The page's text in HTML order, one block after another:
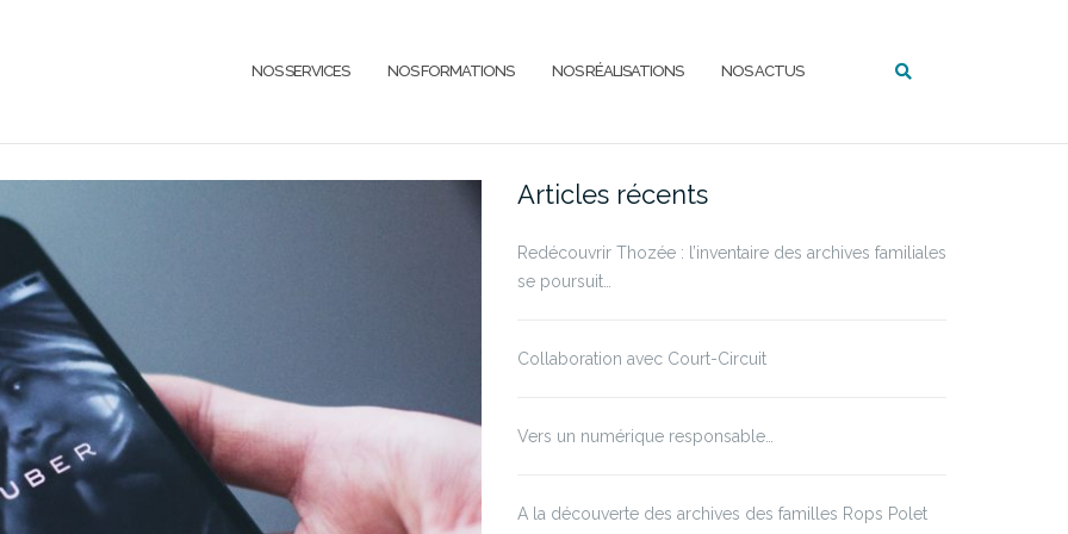
NOS SERVICES NOS FORMATIONS NOS RÉALISATIONS NOS ACTUS
Articles récents
Redécouvrir Thozée : l’inventaire des archives familiales
se poursuit…
Collaboration avec Court-Circuit
Vers un numérique responsable…
A la découverte des archives des familles Rops Polet